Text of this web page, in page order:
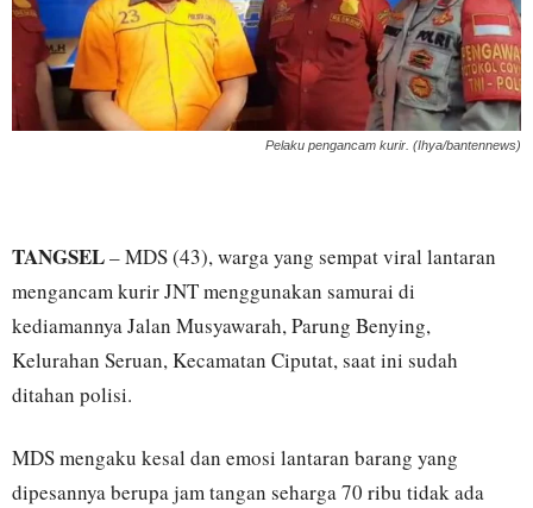
Pelaku pengancam kurir. (Ihya/bantennews)
TANGSEL– MDS (43), warga yang sempat viral lantaran
mengancam kurir JNT menggunakan samurai di
kediamannya Jalan Musyawarah, Parung Benying,
Kelurahan Seruan, Kecamatan Ciputat, saat ini sudah
ditahan polisi.
MDS mengaku kesal dan emosi lantaran barang yang
dipesannya berupa jam tangan seharga 70 ribu tidak ada